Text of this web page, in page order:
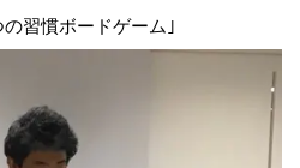
習慣ボードゲーム｣